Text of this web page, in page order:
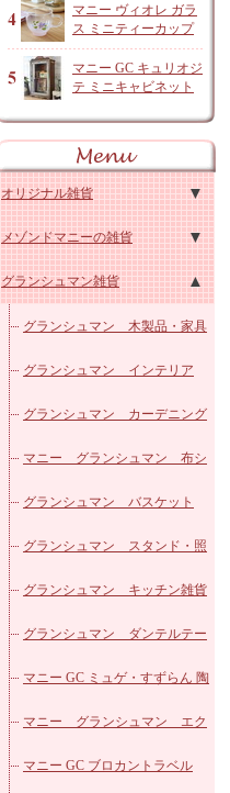
マニー ヴィオレ ガラ
ス ミニティーカップ
マニー GC キュリオジ
テ ミニキャビネット
オリジナル雑貨
アンジャルダンロゼ
オリジナルコットン雑貨
レースドイリーなど
パッチワークシリーズ
カフェカーテン
ヴィクトリアシリーズ
ローズ柄カットクロス
メゾンドマニーの雑貨
マニー ローズ 陶器キッチン
マニー ローズ 陶器その他
マニー ローズ ホーロー
マニー ローズ ガラス他
マニー エトフモチーフ ロー
ズ
マニー レールデュロココ陶器
マニー レールデュロココホー
ロー
マニー レールデュロココ ガ
ラス
マニー ステンシルローズ 陶
器
マニー ブルーローズ シリーズ
マニー ノンブルシリーズ
マニー プチメゾン陶器
グランシュマン雑貨
グランシュマン 木製品・家具
グランシュマン インテリア
グランシュマン カーデニング
雑貨
マニー グランシュマン 布シ
リーズ
グランシュマン バスケット
グランシュマン スタンド・照
明器具
グランシュマン キッチン雑貨
グランシュマン ダンテルテー
ブルウェア
マニー GC ミュゲ・すずらん 陶
器
マニー グランシュマン エク
リュ
マニー GC ブロカントラベル